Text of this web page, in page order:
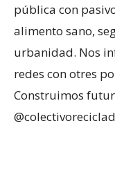
pública con
alimento sano,
urbanidad. Nos
redes con otres
Construimos